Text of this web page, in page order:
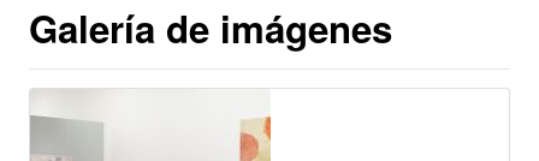
Galería de imágenes